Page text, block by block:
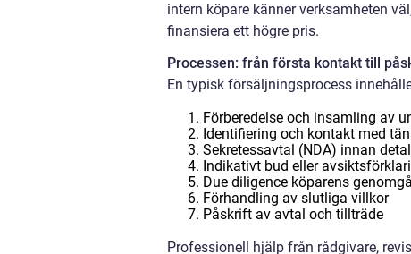
intern köpare känner verksamheten
finansiera ett högre pris.
Processen: från första kontakt till
En typisk försäljningsprocess
Förberedelse och insamling av
Identifiering och kontakt med
Sekretessavtal (NDA) innan
Indikativt bud eller
Due diligence köparens
Förhandling av slutliga villkor
Påskrift av avtal och tillträde
Professionell hjälp från rådgivare,